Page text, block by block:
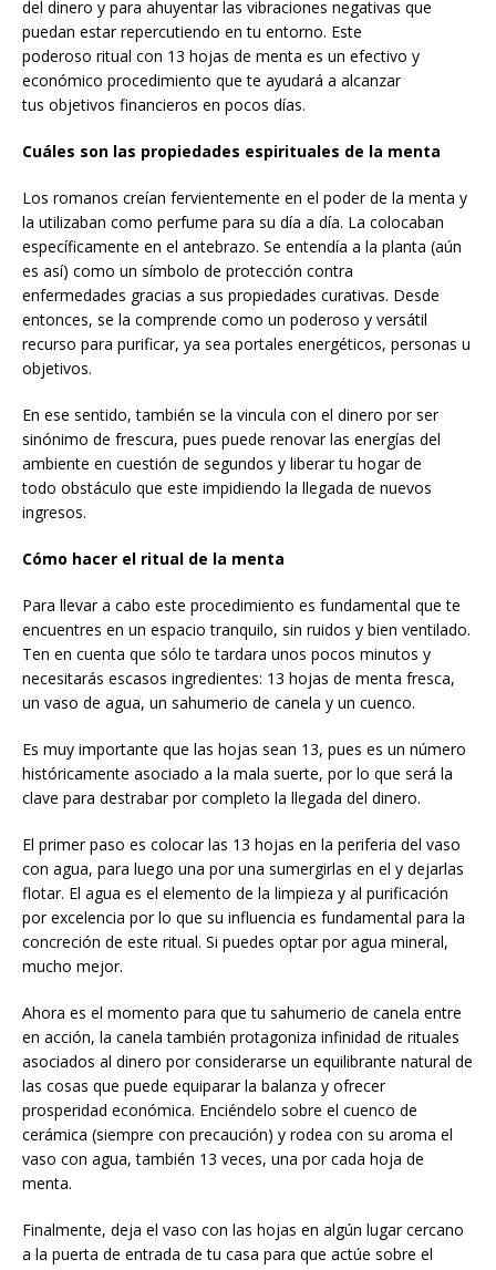
del dinero y para ahuyentar las vibraciones negativas que
puedan estar repercutiendo en tu entorno. Este
poderoso ritual con 13 hojas de menta es un efectivo y
económico procedimiento que te ayudará a alcanzar
tus objetivos financieros en pocos días.
Cuáles son las propiedades espirituales de la menta
Los romanos creían fervientemente en el poder de la menta y
la utilizaban como perfume para su día a día. La colocaban
específicamente en el antebrazo. Se entendía a la planta (aún
es así) como un símbolo de protección contra
enfermedades gracias a sus propiedades curativas. Desde
entonces, se la comprende como un poderoso y versátil
recurso para purificar, ya sea portales energéticos, personas u
objetivos.
En ese sentido, también se la vincula con el dinero por ser
sinónimo de frescura, pues puede renovar las energías del
ambiente en cuestión de segundos y liberar tu hogar de
todo obstáculo que este impidiendo la llegada de nuevos
ingresos.
Cómo hacer el ritual de la menta
Para llevar a cabo este procedimiento es fundamental que te
encuentres en un espacio tranquilo, sin ruidos y bien ventilado.
Ten en cuenta que sólo te tardara unos pocos minutos y
necesitarás escasos ingredientes: 13 hojas de menta fresca,
un vaso de agua, un sahumerio de canela y un cuenco.
Es muy importante que las hojas sean 13, pues es un número
históricamente asociado a la mala suerte, por lo que será la
clave para destrabar por completo la llegada del dinero.
El primer paso es colocar las 13 hojas en la periferia del vaso
con agua, para luego una por una sumergirlas en el y dejarlas
flotar. El agua es el elemento de la limpieza y al purificación
por excelencia por lo que su influencia es fundamental para la
concreción de este ritual. Si puedes optar por agua mineral,
mucho mejor.
Ahora es el momento para que tu sahumerio de canela entre
en acción, la canela también protagoniza infinidad de rituales
asociados al dinero por considerarse un equilibrante natural de
las cosas que puede equiparar la balanza y ofrecer
prosperidad económica. Enciéndelo sobre el cuenco de
cerámica (siempre con precaución) y rodea con su aroma el
vaso con agua, también 13 veces, una por cada hoja de
menta.
Finalmente, deja el vaso con las hojas en algún lugar cercano
a la puerta de entrada de tu casa para que actúe sobre el